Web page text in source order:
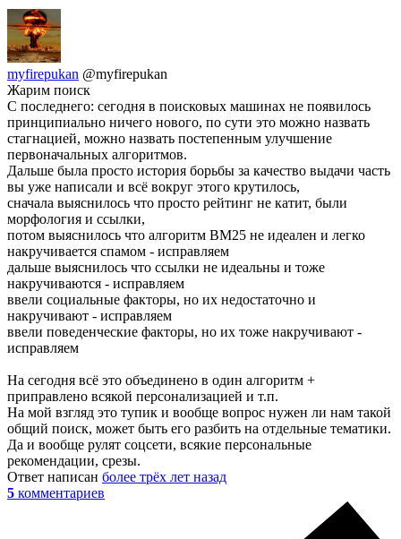
myfirepukan @myfirepukan
Жарим поиск
С последнего: сегодня в поисковых машинах не появилось
принципиально ничего нового, по сути это можно назвать
стагнацией, можно назвать постепенным улучшение
первоначальных алгоритмов.
Дальше была просто история борьбы за качество выдачи часть
вы уже написали и всё вокруг этого крутилось,
сначала выяснилось что просто рейтинг не катит, были
морфология и ссылки,
потом выяснилось что алгоритм BM25 не идеален и легко
накручивается спамом - исправляем
дальше выяснилось что ссылки не идеальны и тоже
накручиваются - исправляем
ввели социальные факторы, но их недостаточно и
накручивают - исправляем
ввели поведенческие факторы, но их тоже накручивают -
исправляем
На сегодня всё это объединено в один алгоритм +
приправлено всякой персонализацией и т.п.
На мой взгляд это тупик и вообще вопрос нужен ли нам такой
общий поиск, может быть его разбить на отдельные тематики.
Да и вообще рулят соцсети, всякие персональные
рекомендации, срезы.
Ответ написан более трёх лет назад
5 комментариев